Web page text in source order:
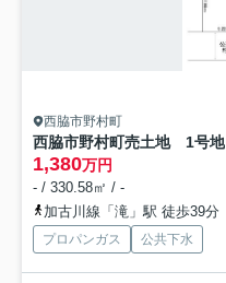
西脇市野村町
西脇市野村町売土地 1号地
1,380万円
- / 330.58㎡ / -
加古川線「滝」駅 徒歩39分
プロパンガス 公共下水